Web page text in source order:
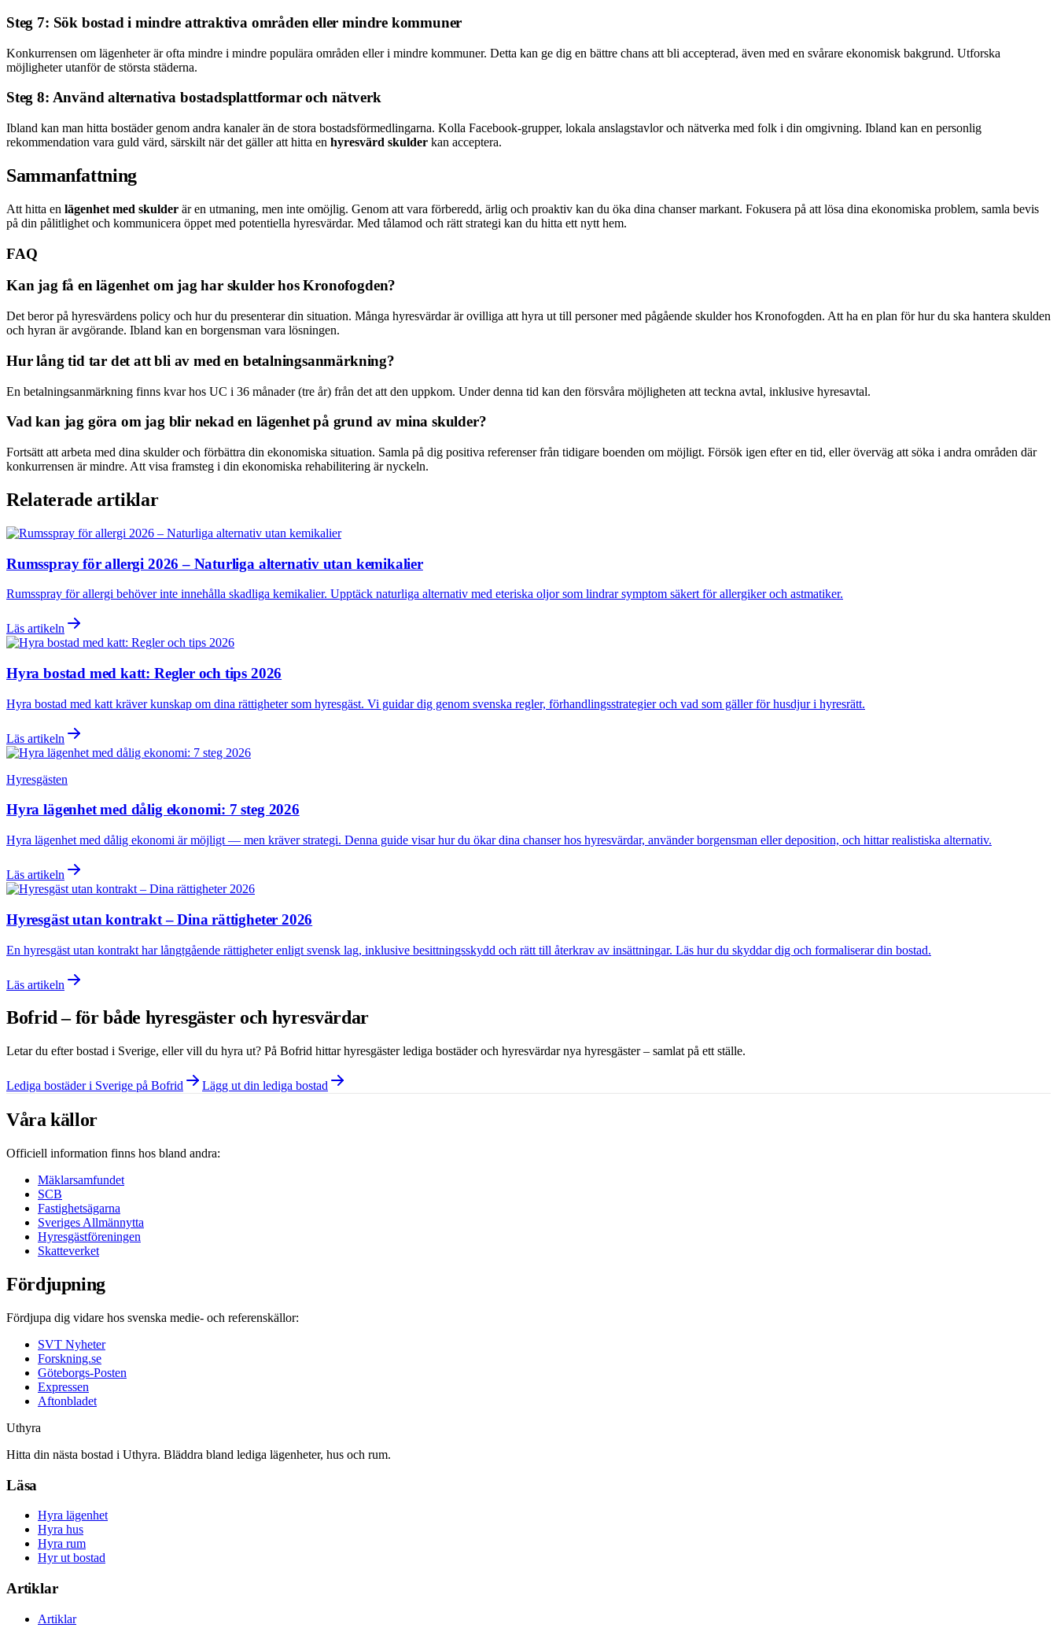
Steg 7: Sök bostad i mindre attraktiva områden eller mindre kommuner
Konkurrensen om lägenheter är ofta mindre i mindre populära områden eller i mindre kommuner. Detta kan ge dig en bättre chans att bli accepterad, även med en svårare ekonomisk bakgrund. Utforska
möjligheter utanför de största städerna.
Steg 8: Använd alternativa bostadsplattformar och nätverk
Ibland kan man hitta bostäder genom andra kanaler än de stora bostadsförmedlingarna. Kolla Facebook-grupper, lokala anslagstavlor och nätverka med folk i din omgivning. Ibland kan en personlig
rekommendation vara guld värd, särskilt när det gäller att hitta en hyresvärd skulder kan acceptera.
Sammanfattning
Att hitta en lägenhet med skulder är en utmaning, men inte omöjlig. Genom att vara förberedd, ärlig och proaktiv kan du öka dina chanser markant. Fokusera på att lösa dina ekonomiska problem, samla bevis
på din pålitlighet och kommunicera öppet med potentiella hyresvärdar. Med tålamod och rätt strategi kan du hitta ett nytt hem.
FAQ
Kan jag få en lägenhet om jag har skulder hos Kronofogden?
Det beror på hyresvärdens policy och hur du presenterar din situation. Många hyresvärdar är ovilliga att hyra ut till personer med pågående skulder hos Kronofogden. Att ha en plan för hur du ska hantera skulden
och hyran är avgörande. Ibland kan en borgensman vara lösningen.
Hur lång tid tar det att bli av med en betalningsanmärkning?
En betalningsanmärkning finns kvar hos UC i 36 månader (tre år) från det att den uppkom. Under denna tid kan den försvåra möjligheten att teckna avtal, inklusive hyresavtal.
Vad kan jag göra om jag blir nekad en lägenhet på grund av mina skulder?
Fortsätt att arbeta med dina skulder och förbättra din ekonomiska situation. Samla på dig positiva referenser från tidigare boenden om möjligt. Försök igen efter en tid, eller överväg att söka i andra områden där
konkurrensen är mindre. Att visa framsteg i din ekonomiska rehabilitering är nyckeln.
Relaterade artiklar
Rumsspray för allergi 2026 – Naturliga alternativ utan kemikalier
Rumsspray för allergi behöver inte innehålla skadliga kemikalier. Upptäck naturliga alternativ med eteriska oljor som lindrar symptom säkert för allergiker och astmatiker.
Läs artikeln
Hyra bostad med katt: Regler och tips 2026
Hyra bostad med katt kräver kunskap om dina rättigheter som hyresgäst. Vi guidar dig genom svenska regler, förhandlingsstrategier och vad som gäller för husdjur i hyresrätt.
Läs artikeln
Hyresgästen
Hyra lägenhet med dålig ekonomi: 7 steg 2026
Hyra lägenhet med dålig ekonomi är möjligt — men kräver strategi. Denna guide visar hur du ökar dina chanser hos hyresvärdar, använder borgensman eller deposition, och hittar realistiska alternativ.
Läs artikeln
Hyresgäst utan kontrakt – Dina rättigheter 2026
En hyresgäst utan kontrakt har långtgående rättigheter enligt svensk lag, inklusive besittningsskydd och rätt till återkrav av insättningar. Läs hur du skyddar dig och formaliserar din bostad.
Läs artikeln
Bofrid – för både hyresgäster och hyresvärdar
Letar du efter bostad i Sverige, eller vill du hyra ut? På Bofrid hittar hyresgäster lediga bostäder och hyresvärdar nya hyresgäster – samlat på ett ställe.
Lediga bostäder i Sverige på Bofrid Lägg ut din lediga bostad
Våra källor
Officiell information finns hos bland andra:
Mäklarsamfundet
SCB
Fastighetsägarna
Sveriges Allmännytta
Hyresgästföreningen
Skatteverket
Fördjupning
Fördjupa dig vidare hos svenska medie- och referenskällor:
SVT Nyheter
Forskning.se
Göteborgs-Posten
Expressen
Aftonbladet
Uthyra
Hitta din nästa bostad i Uthyra. Bläddra bland lediga lägenheter, hus och rum.
Läsa
Hyra lägenhet
Hyra hus
Hyra rum
Hyr ut bostad
Artiklar
Artiklar